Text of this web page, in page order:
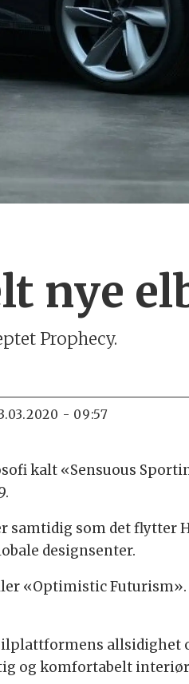
nye
Prophecy.
- 09:57
kalt «Sensuous
samtidig som det flytter
designsenter.
«Optimistic Futurism».
allsidighet
og komfortabelt